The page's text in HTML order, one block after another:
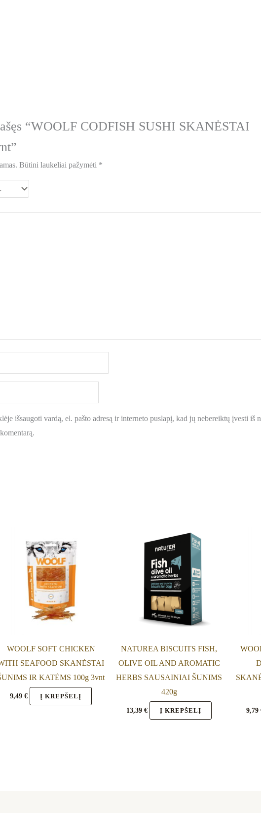
“WOOLF CODFISH SUSHI SKANĖSTAI
Būtini laukeliai pažymėti *
išsaugoti vardą, el. pašto adresą ir interneto puslapį, kad jų nebereiktų įvesti iš
WOOLF SOFT CHICKEN
SEAFOOD SKANĖSTAI
IR KATĖMS 100g 3vnt
9,49€ Į KREPŠELĮ
NATUREA BISCUITS FISH,
OLIVE OIL AND AROMATIC
HERBS SAUSAINIAI ŠUNIMS
420g
13,39€ Į KREPŠELĮ 9,79